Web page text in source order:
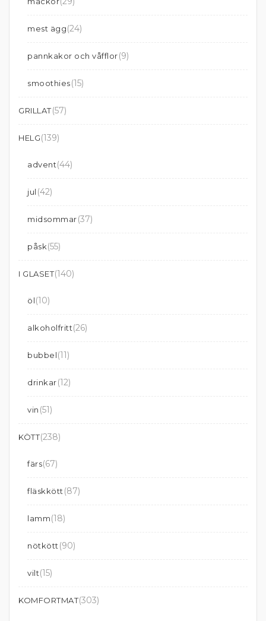
mest ägg(24)
pannkakor och våfflor(9)
smoothies(15)
GRILLAT(57)
HELG(139)
advent(44)
jul (42)
midsommar(37)
påsk(55)
I GLASET(140)
öl(10)
alkoholfritt(26)
bubbel(11)
drinkar(12)
vin (51)
KÖTT(238)
färs(67)
fläskkött (87)
lamm(18)
nötkött (90)
vilt(15)
KOMFORTMAT(303)